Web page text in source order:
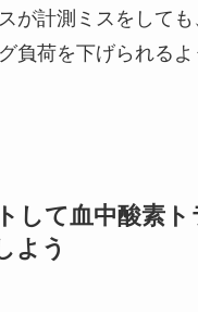
が計測ミスをして
負荷を下げられるよ
して血中酸素
よう